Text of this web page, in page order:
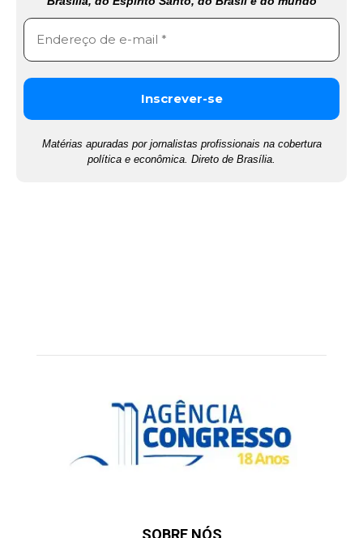
Matérias apuradas por jornalistas profissionais na cobertura
política e econômica. Direto de Brasília.
SOBRE NÓS